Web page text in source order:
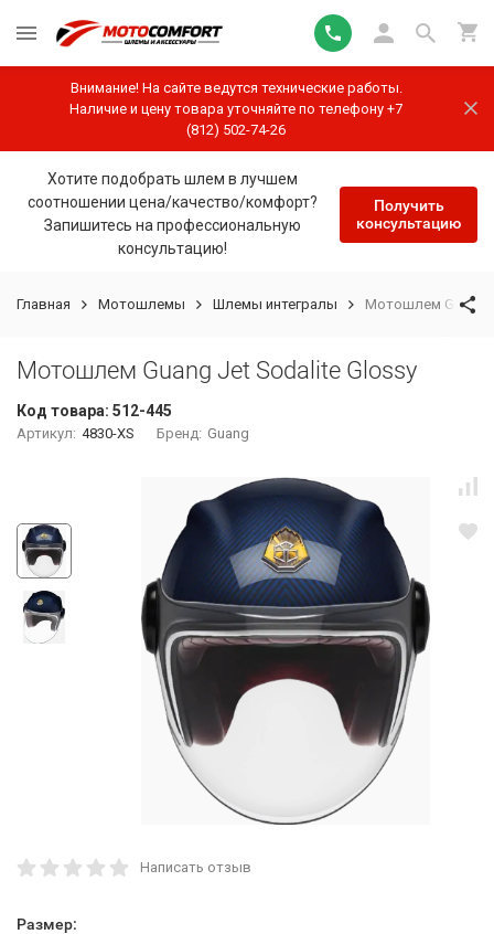
Внимание! На сайте ведутся технические работы.
Наличие и цену товара уточняйте по телефону +7
(812) 502-74-26
Хотите подобрать шлем в лучшем
соотношении цена/качество/комфорт?
Запишитесь на профессиональную
консультацию!
Получить
консультацию
Главная Мотошлемы Шлемы интегралы Мотошлем Guang
Мотошлем Guang Jet Sodalite Glossy
Код товара: 512-445
Артикул: 4830-XS Бренд: Guang
Написать отзыв
Размер: